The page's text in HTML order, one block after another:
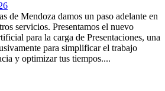
de Mendoza damos un paso adelante en
servicios. Presentamos el nuevo
para la carga de Presentaciones, una
para simplificar el trabajo
y optimizar tus tiempos....